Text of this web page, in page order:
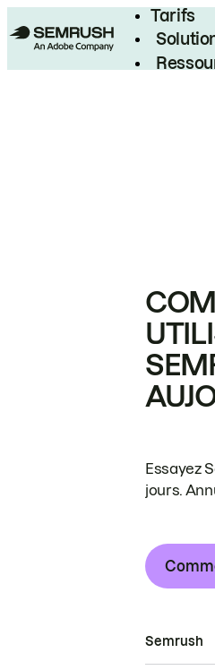
Tarifs
Essayez
jours.
Semrush